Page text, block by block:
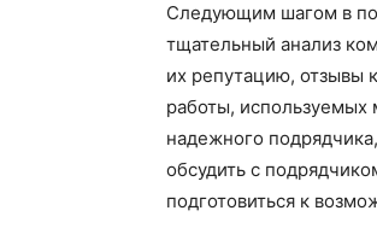
Следующим шагом в
тщательный анализ
их репутацию, отзывы
работы, используемых
надежного
обсудить с
подготовиться к